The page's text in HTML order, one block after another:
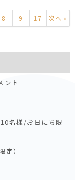
8 9 17 次へ »
ント
名様/お日にち限
）